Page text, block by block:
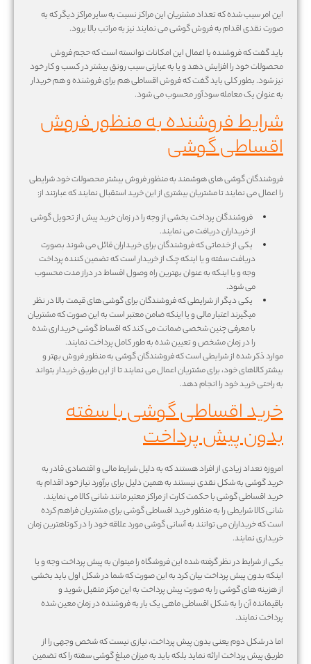
این امر سبب شده که تعداد مشتریان این مراکز نسبت به سایر مراکز دیگر که به
صورت نقدی اقدام به فروش گوشی می نمایند نیز به مراتب بالا برود.
باید گفت که فروشنده با اعمال این امکانات توانسته است که حجم فروش
محصولات خود را افزایش دهد و یا به عبارتی سبب رونق بیشتر در کسب و کار خود
نیز شود. بطور کلی باید گفت که فروش اقساطی هم برای فروشنده و هم خریدار
به عنوان یک معامله سودآور محسوب می شود.
شرایط فروشنده به منظور فروش
اقساطی گوشی
فروشندگان گوشی های هوشمند به منظور فروش بیشتر محصولات خود شرایطی
را اعمال می نمایند تا مشتریان بیشتری از این خرید استقبال نمایند که عبارتند از:
فروشندگان پرداخت بخشی از وجه را در زمان خرید پیش از تحویل گوشی
از خریداران دریافت می نمایند.
یکی از خدماتی که فروشندگان برای خریداران قائل می شوند بصورت
دریافت سفته و یا اینکه چک از خریدار است که تضمین کننده پرداخت
وجه و یا اینکه به عنوان بهترین راه وصول اقساط در دراز مدت محسوب
می شود.
یکی دیگر از شرایطی که فروشندگان برای گوشی های قیمت بالا در نظر
میگیرند اعتبار مالی و یا اینکه ضامن معتبر است به این صورت که مشتریان
با معرفی چنین شخصی ضمانت می کند که اقساط گوشی خریداری شده
را در زمان مشخص و تعیین شده به طور کامل پرداخت نمایند.
موارد ذکر شده از شرایطی است که فروشندگان گوشی به منظور فروش بهتر و
بیشتر کالاهای خود، برای مشتریان اعمال می نمایند تا از این طریق خریدار بتواند
به راحتی خرید خود را انجام دهد.
خرید اقساطی گوشی با سفته
بدون پیش پرداخت
امروزه تعداد زیادی از افراد هستند که به دلیل شرایط مالی و اقتصادی قادر به
خرید گوشی به شکل نقدی نیستند به همین دلیل برای برآورد نیاز خود اقدام به
خرید اقساطی گوشی با حکمت کارت از مراکز معتبر مانند شانی کالا می نمایند.
شانی کالا شرایطی را به منظور خرید اقساطی گوشی برای مشتریان فراهم کرده
است که خریداران می توانند به آسانی گوشی مورد علاقه خود را در کوتاهترین زمان
خریداری نمایند.
یکی از شرایط در نظر گرفته شده این فروشگاه را میتوان به پیش پرداخت وجه و یا
اینکه بدون پیش پرداخت بیان کرد به این صورت که شما در شکل اول باید بخشی
از هزینه های گوشی را به صورت پیش پرداخت به این مرکز متقبل شوید و
باقیمانده آن را به شکل اقساطی ماهی یک بار به فروشنده در زمان معین شده
پرداخت نمایند.
اما در شکل دوم یعنی بدون پیش پرداخت، نیازی نیست که شخص وجهی را از
طریق پیش پرداخت ارائه نماید بلکه باید به میزان مبلغ گوشی سفته را که تضمین